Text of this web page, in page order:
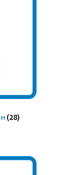
(28)